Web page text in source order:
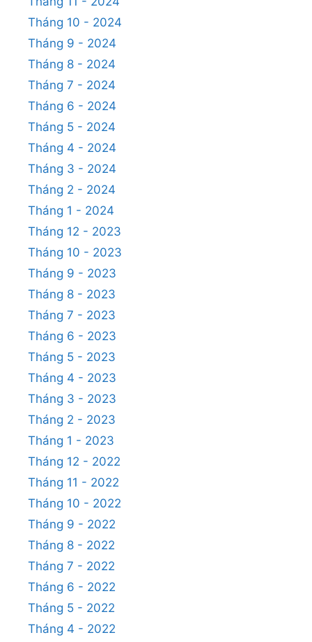
Tháng 10 - 2024
Tháng 9 - 2024
Tháng 8 - 2024
Tháng 7 - 2024
Tháng 6 - 2024
Tháng 5 - 2024
Tháng 4 - 2024
Tháng 3 - 2024
Tháng 2 - 2024
Tháng 1 - 2024
Tháng 12 - 2023
Tháng 10 - 2023
Tháng 9 - 2023
Tháng 8 - 2023
Tháng 7 - 2023
Tháng 6 - 2023
Tháng 5 - 2023
Tháng 4 - 2023
Tháng 3 - 2023
Tháng 2 - 2023
Tháng 1 - 2023
Tháng 12 - 2022
Tháng 11 - 2022
Tháng 10 - 2022
Tháng 9 - 2022
Tháng 8 - 2022
Tháng 7 - 2022
Tháng 6 - 2022
Tháng 5 - 2022
Tháng 4 - 2022